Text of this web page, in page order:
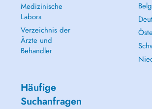
Medizinische
Labors
Verzeichnis der
Ärzte und
Behandler
Häufige
Suchanfragen